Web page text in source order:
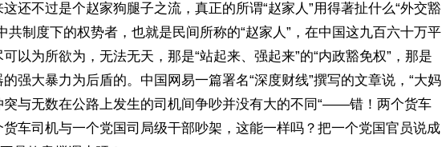
还不过是个赵家狗腿子之流，真正的所谓“赵家人”用得著扯什么“外交豁
共制度下的权势者，也就是民间所称的“赵家人”，在中国这九百六十万平
以为所欲为，无法无天，那是“站起来、强起来”的“内政豁免权”，那是
强大暴力为后盾的。中国网易一篇署名“深度财线”撰写的文章说，“大妈
突与无数在公路上发生的司机间争吵并没有大的不同“——错！两个货车
车司机与一个党国司局级干部吵架，这能一样吗？把一个党国官员说成